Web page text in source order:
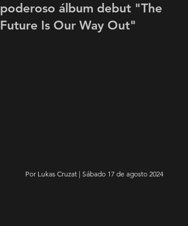
poderoso álbum debut "The
Future Is Our Way Out"
Por Lukas Cruzat | Sábado 17 de agosto 2024